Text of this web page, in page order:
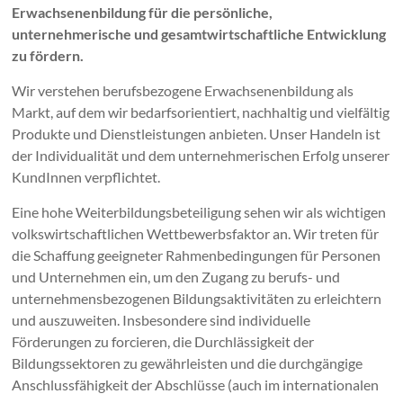
Erwachsenenbildung für die persönliche,
unternehmerische und gesamtwirtschaftliche Entwicklung
zu fördern.
Wir verstehen berufsbezogene Erwachsenenbildung als
Markt, auf dem wir bedarfsorientiert, nachhaltig und vielfältig
Produkte und Dienstleistungen anbieten. Unser Handeln ist
der Individualität und dem unternehmerischen Erfolg unserer
KundInnen verpflichtet.
Eine hohe Weiterbildungsbeteiligung sehen wir als wichtigen
volkswirtschaftlichen Wettbewerbsfaktor an. Wir treten für
die Schaffung geeigneter Rahmenbedingungen für Personen
und Unternehmen ein, um den Zugang zu berufs- und
unternehmensbezogenen Bildungsaktivitäten zu erleichtern
und auszuweiten. Insbesondere sind individuelle
Förderungen zu forcieren, die Durchlässigkeit der
Bildungssektoren zu gewährleisten und die durchgängige
Anschlussfähigkeit der Abschlüsse (auch im internationalen